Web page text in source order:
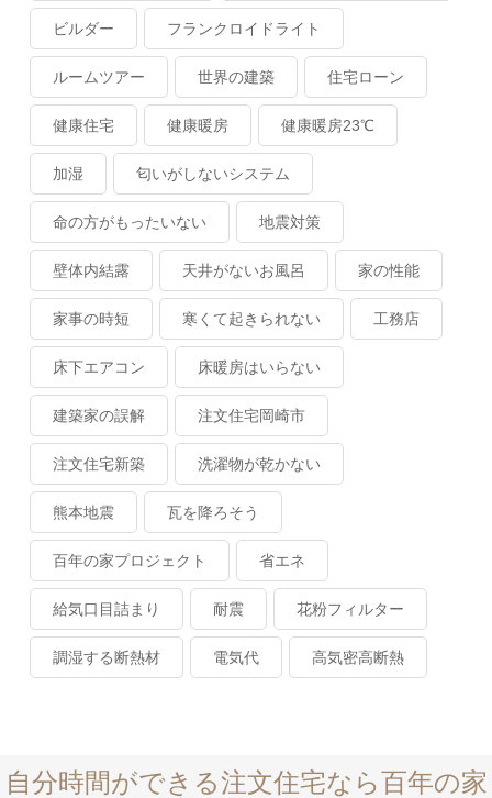
ビルダー フランクロイドライト
ルームツアー 世界の建築 住宅ローン
健康住宅 健康暖房 健康暖房23℃
加湿 匂いがしないシステム
命の方がもったいない 地震対策
壁体内結露 天井がないお風呂 家の性能
家事の時短 寒くて起きられない 工務店
床下エアコン 床暖房はいらない
建築家の誤解 注文住宅岡崎市
注文住宅新築 洗濯物が乾かない
熊本地震 瓦を降ろそう
百年の家プロジェクト 省エネ
給気口目詰まり 耐震 花粉フィルター
調湿する断熱材 電気代 高気密高断熱
自分時間ができる注文住宅なら百年の家